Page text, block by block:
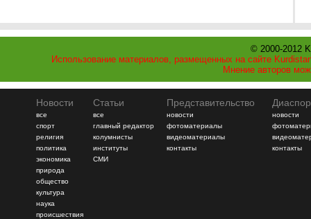
© 2000-2012
Использование материалов, размещенных на сайте
Мнение авторов
Новости
все
спорт
религия
политика
экономика
природа
общество
культура
наука
происшествия
Статьи
все
главный редактор
колумнисты
институты
СМИ
Представительство
новости
фотоматериалы
видеоматериалы
контакты
новости
контакты